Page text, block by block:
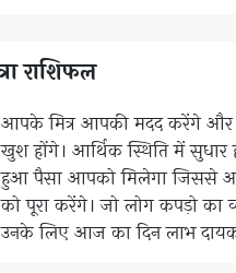
राशिफल
आपके मित्र आपकी मदद करेंगे
खुश होंगे। आर्थिक स्थिति में
हुआ पैसा आपको मिलेगा जिससे
को पूरा करेंगे। जो लोग कपड़ो का
उनके लिए आज का दिन लाभ